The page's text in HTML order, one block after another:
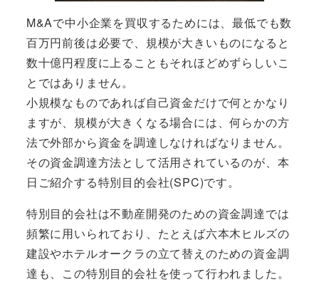
M&Aで中小企業を買収するためには、最低でも数
百万円前後は必要で、規模が大きいものになると
数十億円程度に上ることもそれほどめずらしいこ
とではありません。
小規模なものであれば自己資金だけで何とかなり
ますが、規模が大きくなる場合には、何らかの方
法で外部から資金を調達 しなければなりません。
その資金調達方法として活用されているのが、本
日ご紹介する特別目的会社(SPC)です。
特別目的会社は不動産開発のための資金調達では
頻繁に用いられており、たとえば六本木ヒルズの
建設やホテルオークラの立て替えのための資金調
達も、この特別目的会社を使って行われました。